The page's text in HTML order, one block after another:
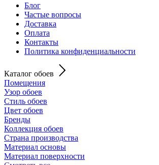
Блог
Частые вопросы
Доставка
Оплата
Контакты
Политика конфиденциальности
Каталог обоев
Помещения
Узор обоев
Стиль обоев
Цвет обоев
Бренды
Коллекция обоев
Страна производства
Материал основы
Материал поверхности